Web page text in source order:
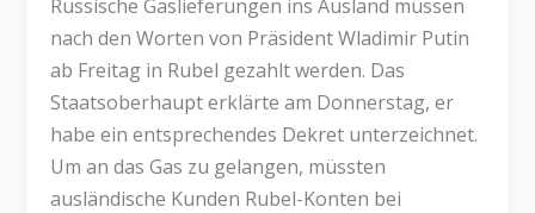
Russische Gaslieferungen ins Ausland müssen
nach den Worten von Präsident Wladimir Putin
ab Freitag in Rubel gezahlt werden. Das
Staatsoberhaupt erklärte am Donnerstag, er
habe ein entsprechendes Dekret unterzeichnet.
Um an das Gas zu gelangen, müssten
ausländische Kunden Rubel-Konten bei